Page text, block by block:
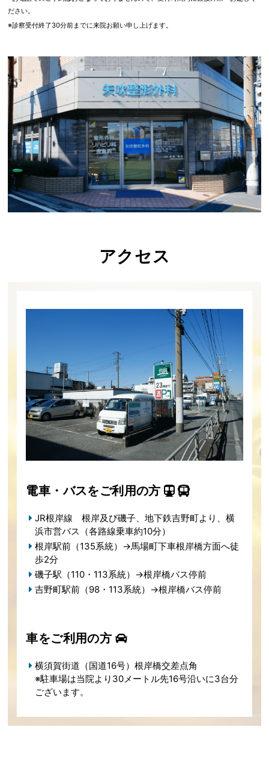
ださい。
※診察受付終了30分前までに来院お願い申し上げます。
アクセス
電車・バスをご利用の方
JR根岸線 根岸及び磯子、地下鉄吉野町より、横
浜市営バス（各路線乗車約10分）
根岸駅前（135系統）→馬場町下車根岸橋方面へ徒
歩2分
磯子駅（110・113系統）→根岸橋バス停前
吉野町駅前（98・113系統）→根岸橋バス停前
車をご利用の方
横須賀街道（国道16号）根岸橋交差点角
※駐車場は当院より30メートル先16号沿いに3台分
ございます。